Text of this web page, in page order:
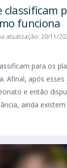
classificam
funciona
atualização: 20/11/
para os
Afinal, após
e então
ainda